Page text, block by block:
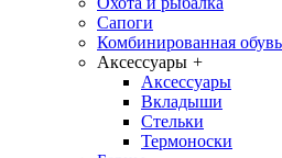
Сапоги
Комбинированная
Аксессуары +
Аксессуары
Вкладыши
Стельки
Термоноски